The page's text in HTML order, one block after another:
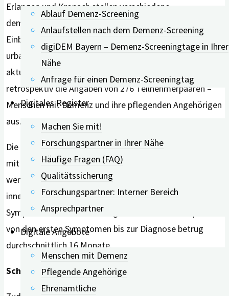
Ablauf Demenz-Screening
Anlaufstellen nach dem Demenz-Screening
digiDEM Bayern – Demenz-Screeningtage in Ihrer
Nähe
Anfrage für einen Demenz-Screeningtag
Digitales Register
Machen Sie mit!
Forschungspartner in Ihrer Nähe
Häufige Fragen (FAQ)
Qualitätssicherung
Forschungspartner: Interner Bereich
Ansprechpartner
Digitale Angebote
Menschen mit Demenz
Pflegende Angehörige
Ehrenamtliche
Erlangen und Kronach stellen verschiedene
demografische und sozioökoomische Gebiete dar. Durch
Einbeziehung der Städte und Landkreise wurden sowohl
urbane als auch ländliche Räume abgebildet. Für den
aktuellen Bericht werteten Wolff und Kolleg*innen
retrospektiv die Angaben von 276 Teilnehmerpaaren –
Menschen mit Demenz und ihre pflegenden Angehörigen
aus.
Die Ergebnisse zeigen, dass die Diagnosestellung häufig
mit deutlicher Verzögerung erfolgt. So wurde bei
weniger als der Hälfte der Betroffenen (ca. 45%)
innerhalb eines Jahres nach Auftreten der ersten
Symptome eine Demenz diagnostiziert. Die Zeitspanne
von den ersten Symptomen bis zur Diagnose betrug
durchschnittlich 16 Monate.
Schulbildung und Geschlecht sind Einflussfaktoren